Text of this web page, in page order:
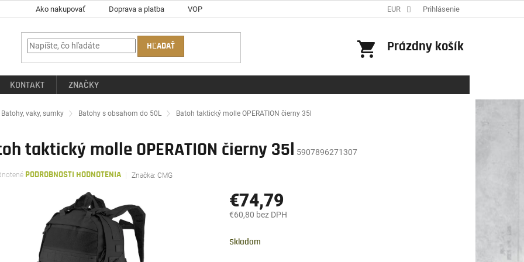
Ako nakupovať Doprava a platba VOP EUR Prihlásenie
HĽADAŤ
NÁKUPNÝ
Prázdny košík
KONTAKT ZNAČKY
Batohy, vaky, sumky Batohy s obsahom do 50L Batoh taktický molle OPERATION čierny 35l
taktický molle OPERATION čierny 35l 5907896271307
PODROBNOSTI HODNOTENIA Značka: CMG
€74,79
€60,80 bez DPH
cena:
Skladom